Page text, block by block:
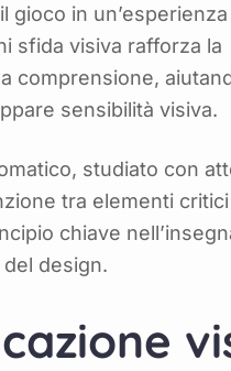
gioco in
sfida visiva rafforza la
comprensione,
sensibilità visiva.
studiato con
tra elementi
chiave
design.